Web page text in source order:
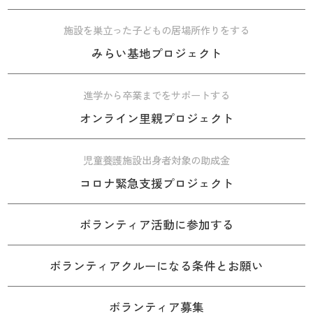
施設を巣立った子どもの居場所作りをする
みらい基地プロジェクト
進学から卒業までをサポートする
オンライン里親プロジェクト
児童養護施設出身者対象の助成金
コロナ緊急支援プロジェクト
ボランティア活動に参加する
ボランティアクルーになる条件とお願い
ボランティア募集